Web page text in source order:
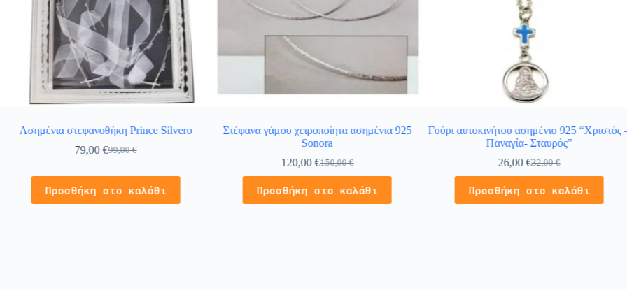
Ασημένια στεφανοθήκη Prince Silvero
99,00€
79,00€
Προσθήκη στο καλάθι
Στέφανα γάμου χειροποίητα ασημένια 925
Sonora
150,00€
120,00€
Προσθήκη στο καλάθι
Γούρι αυτοκινήτου ασημένιο 925 “Χριστός
Παναγία- Σταυρός”
32,00€
26,00€
Προσθήκη στο καλάθι